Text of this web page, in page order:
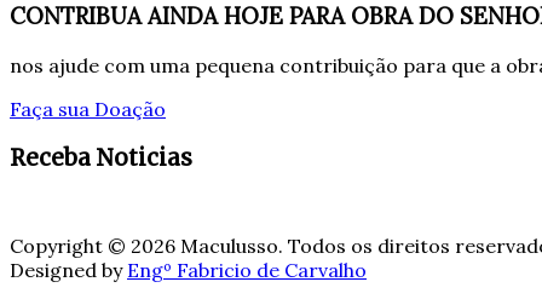
CONTRIBUA AINDA HOJE PARA OBRA DO
nos ajude com uma pequena contribuição para que a
Faça sua Doação
Receba Noticias
Copyright © 2026 Maculusso. Todos os direitos
Designed by Engº Fabricio de Carvalho